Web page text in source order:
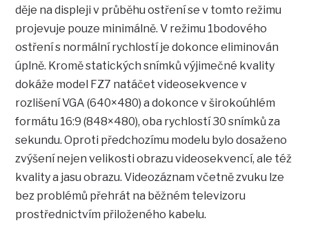
děje na displeji v průběhu ostření se v tomto režimu
projevuje pouze minimálně. V režimu 1bodového
ostření s normální rychlostí je dokonce eliminován
úplně. Kromě statických snímků výjimečné kvality
dokáže model FZ7 natáčet videosekvence v
rozlišení VGA (640×480) a dokonce v širokoúhlém
formátu 16:9 (848×480), oba rychlostí 30 snímků za
sekundu. Oproti předchozímu modelu bylo dosaženo
zvýšení nejen velikosti obrazu videosekvencí, ale též
kvality a jasu obrazu. Videozáznam včetně zvuku lze
bez problémů přehrát na běžném televizoru
prostřednictvím přiloženého kabelu.